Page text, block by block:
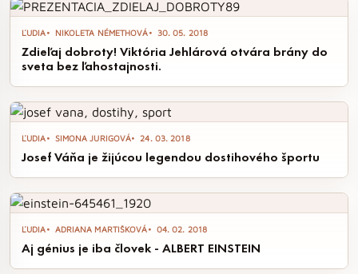
ĽUDIA NIKOLETA NÉMETHOVÁ 30. 05. 2018
Zdieľaj dobroty! Viktória Jehlárová otvára brány do
sveta bez ľahostajnosti.
ĽUDIA SIMONA JURIGOVÁ 24. 03. 2018
Josef Váňa je žijúcou legendou dostihového športu
ĽUDIA ADRIANA MARTIŠKOVÁ 04. 02. 2018
Aj génius je iba človek - ALBERT EINSTEIN